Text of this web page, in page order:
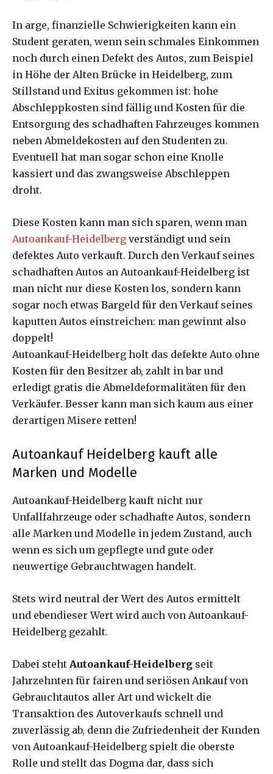
In arge, finanzielle Schwierigkeiten kann ein
Student geraten, wenn sein schmales Einkommen
noch durch einen Defekt des Autos, zum Beispiel
in Höhe der Alten Brücke in Heidelberg, zum
Stillstand und Exitus gekommen ist: hohe
Abschleppkosten sind fällig und Kosten für die
Entsorgung des schadhaften Fahrzeuges kommen
neben Abmeldekosten auf den Studenten zu.
Eventuell hat man sogar schon eine Knolle
kassiert und das zwangsweise Abschleppen
droht.
Diese Kosten kann man sich sparen, wenn man
Autoankauf-Heidelberg verständigt und sein
defektes Auto verkauft. Durch den Verkauf seines
schadhaften Autos an Autoankauf-Heidelberg ist
man nicht nur diese Kosten los, sondern kann
sogar noch etwas Bargeld für den Verkauf seines
kaputten Autos einstreichen: man gewinnt also
doppelt!
Autoankauf-Heidelberg holt das defekte Auto ohne
Kosten für den Besitzer ab, zahlt in bar und
erledigt gratis die Abmeldeformalitäten für den
Verkäufer. Besser kann man sich kaum aus einer
derartigen Misere retten!
Autoankauf Heidelberg kauft alle
Marken und Modelle
Autoankauf-Heidelberg kauft nicht nur
Unfallfahrzeuge oder schadhafte Autos, sondern
alle Marken und Modelle in jedem Zustand, auch
wenn es sich um gepflegte und gute oder
neuwertige Gebrauchtwagen handelt.
Stets wird neutral der Wert des Autos ermittelt
und ebendieser Wert wird auch von Autoankauf-
Heidelberg gezahlt.
Dabei steht Autoankauf-Heidelberg seit
Jahrzehnten für fairen und seriösen Ankauf von
Gebrauchtautos aller Art und wickelt die
Transaktion des Autoverkaufs schnell und
zuverlässig ab, denn die Zufriedenheit der Kunden
von Autoankauf-Heidelberg spielt die oberste
Rolle und stellt das Dogma dar, dass sich